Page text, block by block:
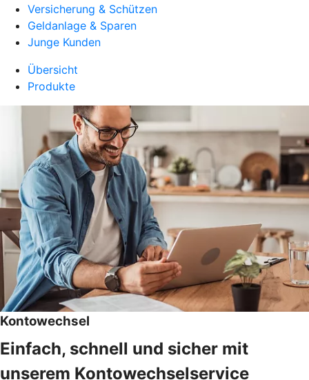
Versicherung & Schützen
Geldanlage & Sparen
Junge Kunden
Übersicht
Produkte
Kontowechsel
Einfach, schnell und sicher mit
unserem Kontowechselservice